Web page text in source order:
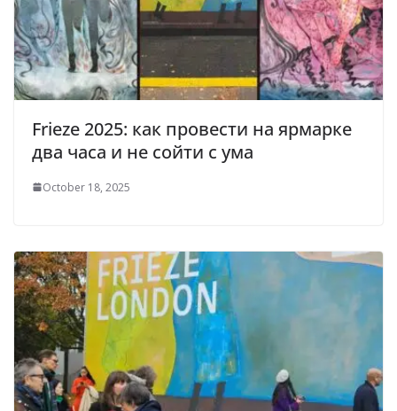
Frieze 2025: как провести на ярмарке
два часа и не сойти с ума
October 18, 2025